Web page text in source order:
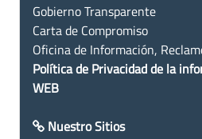
Gobierno Transparente
Carta de Compromiso
Oficina de Información,
Política de Privacidad de la
WEB
Nuestro Sitios